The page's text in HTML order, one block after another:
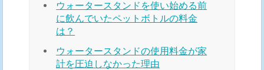
ウォータースタンドを使い始める前
に飲んでいたペットボトルの料金
は？
ウォータースタンドの使用料金が家
計を圧迫しなかった理由